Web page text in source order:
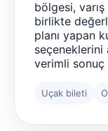
bölgesi,
birlikte
planı yapan
seçeneklerini
verimli sonuç
Uçak bileti